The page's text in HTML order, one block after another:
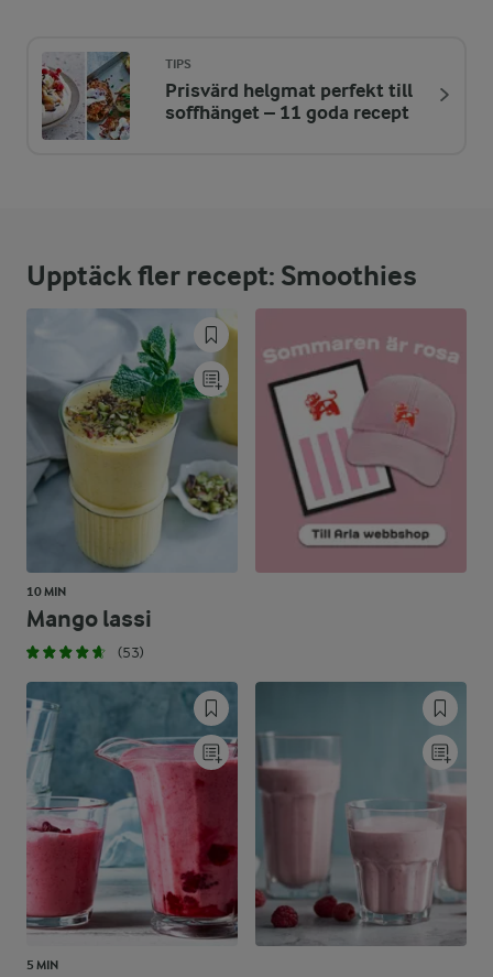
ENERGIDISTRIBUTION %
NÄRINGSVÄRDEN PER PORT
Fett:
32,2 %
12 g
Kolhydrater:
TIPS
Prisvärd helgmat perfekt till
soffhänget – 11 goda recept
Upptäck fler recept: Smoothies
10 MIN
Mango lassi
(53)
5 MIN